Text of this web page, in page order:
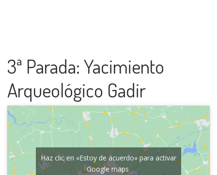
3ª Parada: Yacimiento
Arqueológico Gadir
Haz clic en «Estoy de acuerdo» para activar
Google maps